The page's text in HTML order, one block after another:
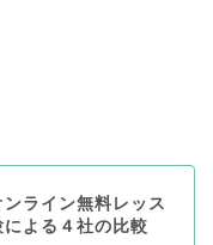
ライン無料レッス
よる４社の比較